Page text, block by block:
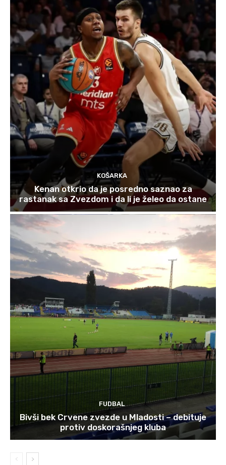
KOŠARKA
Kenan otkrio da je posredno saznao za
rastanak sa Zvezdom i da li je želeo da ostane
FUDBAL
Bivši bek Crvene zvezde u Mladosti – debituje
protiv doskorašnjeg kluba